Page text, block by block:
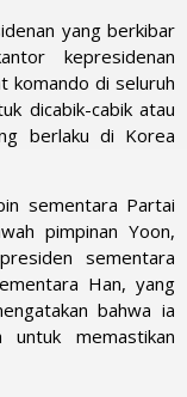
yang berkibar
kepresidenan
komando di seluruh
dicabik-cabik atau
berlaku di Korea
sementara Partai
pimpinan Yoon,
sementara
Han, yang
bahwa ia
memastikan